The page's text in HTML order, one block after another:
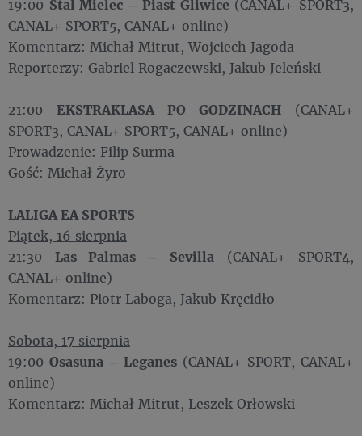
19:00 Stal Mielec – Piast Gliwice(CANAL+ SPORT3,
CANAL+ SPORT5, CANAL+ online)
Komentarz: Michał Mitrut, Wojciech Jagoda
Reporterzy: Gabriel Rogaczewski, Jakub Jeleński
21:00 EKSTRAKLASA PO GODZINACH (CANAL+
SPORT3, CANAL+ SPORT5, CANAL+ online)
Prowadzenie: Filip Surma
Gość: Michał Żyro
LALIGA EA SPORTS
Piątek, 16 sierpnia
21:30 Las Palmas – Sevilla (CANAL+ SPORT4,
CANAL+ online)
Komentarz: Piotr Laboga, Jakub Kręcidło
Sobota, 17 sierpnia
19:00 Osasuna – Leganes (CANAL+ SPORT, CANAL+
online)
Komentarz: Michał Mitrut, Leszek Orłowski